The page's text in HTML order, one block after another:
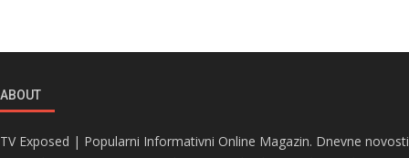
ABOUT
TV Exposed | Popularni Informativni Online Magazin. Dnevne novosti